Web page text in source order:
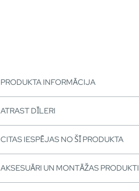
PRODUKTA INFORMĀCIJA
ATRAST DĪLERI
CITAS IESPĒJAS NO ŠĪ PRODUKTA
AKSESUĀRI UN MONTĀŽAS PRODUKTI